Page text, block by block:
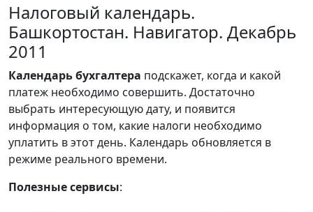
Налоговый календарь.
Башкортостан. Навигатор. Декабрь
2011
Календарьбухгалтера подскажет, когда и какой
платеж необходимо совершить. Достаточно
выбрать интересующую дату, и появится
информация о том, какие налоги необходимо
уплатить в этот день. Календарь обновляется в
режиме реального времени.
Полезные сервисы: